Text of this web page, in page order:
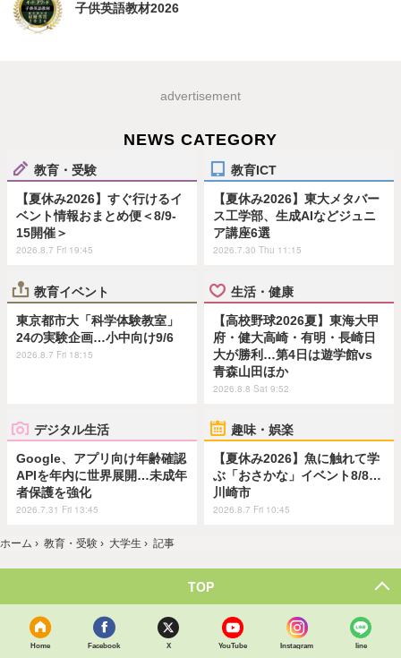
子供英語教材2026
advertisement
NEWS CATEGORY
教育・受験
【夏休み2026】すぐ行けるイ
ベント情報おまとめ便＜8/9-
15開催＞
2026.8.7 Fri 19:45
教育ICT
【夏休み2026】東大メタバー
ス工学部、生成AIなどジュニ
ア講座6選
2026.7.30 Thu 11:15
教育イベント
東京都市大「科学体験教室」
24の実験企画…小中向け9/6
2026.8.7 Fri 18:15
生活・健康
【高校野球2026夏】東海大甲
府・健大高崎・有明・長崎日
大が勝利…第4日は遊学館vs
青森山田ほか
2026.8.8 Sat 9:52
デジタル生活
Google、アプリ向け年齢確認
APIを年内に世界展開…未成年
者保護を強化
2026.7.31 Fri 13:45
趣味・娯楽
【夏休み2026】魚に触れて学
ぶ「おさかな」イベント8/8…
川崎市
2026.8.7 Fri 10:45
ホーム › 教育・受験 › 大学生 › 記事
TOP
Home Facebook X YouTube Instagram line